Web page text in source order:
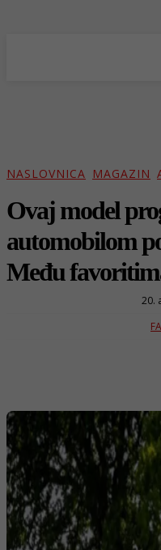
NASLOVNICA MAGAZIN
Ovaj model
automobilom
Među
20.